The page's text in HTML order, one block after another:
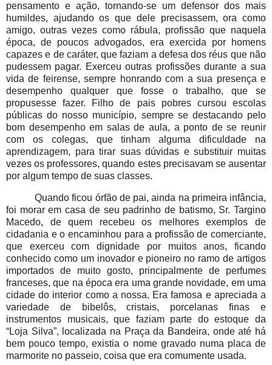
pensamento e ação, tornando-se um defensor dos mais
humildes, ajudando os que dele precisassem, ora como
amigo, outras vezes como rábula, profissão que naquela
época, de poucos advogados, era exercida por homens
capazes e de caráter, que faziam a defesa dos réus que não
pudessem pagar. Exerceu outras profissões durante a sua
vida de feirense, sempre honrando com a sua presença e
desempenho qualquer que fosse o trabalho, que se
propusesse fazer.
Filho de pais pobres cursou escolas
públicas do nosso município, sempre se destacando pelo
bom desempenho em salas de aula, a ponto de se reunir
com os colegas, que tinham alguma dificuldade na
aprendizagem, para tirar suas dúvidas e substituir muitas
vezes os professores, quando estes precisavam se ausentar
por algum tempo de suas classes.
Quando ficou órfão de pai, ainda na primeira infância,
foi morar em casa de seu padrinho de batismo, Sr. Targino
Macedo, de quem recebeu os melhores exemplos de
cidadania e o encaminhou para a profissão de comerciante,
que exerceu com dignidade por muitos anos, ficando
conhecido como um inovador e pioneiro no ramo de artigos
importados de muito gosto, principalmente de perfumes
franceses, que na época era uma grande novidade, em uma
cidade do interior como a nossa. Era famosa e apreciada a
variedade de bibelôs, cristais, porcelanas finas e
instrumentos musicais, que faziam parte do estoque da
“Loja Silva”, localizada na Praça da Bandeira, onde até há
bem pouco tempo, existia o nome gravado numa placa de
marmorite no passeio, coisa que era comumente usada.